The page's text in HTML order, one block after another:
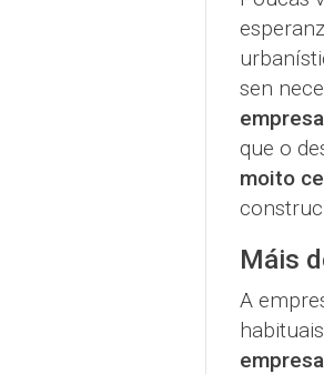
sen
que o
moito
Máis
A